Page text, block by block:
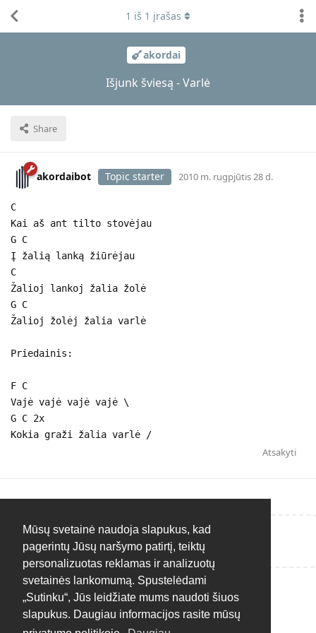
Mūsų svetainė naudoja slapukus, kad
pagerintų Jūsų naršymo patirtį, teiktų
personalizuotas reklamas ir analizuotų
svetainės lankomumą. Spustelėdami
„Sutinku“, Jūs leidžiate mums naudoti šiuos
slapukus. Daugiau informacijos rasite mūsų
akordai
Išjunk šviesą - Varlė
Share
1 iš 1 įrašas
akordaibot Topic starter 2010 m. rugpjūtis 28 d.
C
Kai aš ant tilto stovėjau
G C
Į žalią lanką žiūrėjau
C
Žalioj lankoj žalia žolė
G C
Žalioj žolėj žalia varlė
Priedainis:
F C
Vajė vajė vajė vajė \
G C 2x
Kokia graži žalia varlė /
Atsakyti
Rašyti atsakymą...